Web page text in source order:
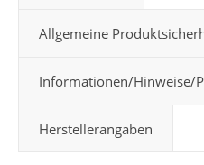
Allgemeine
Informationen/Hinweise/
Herstellerangaben